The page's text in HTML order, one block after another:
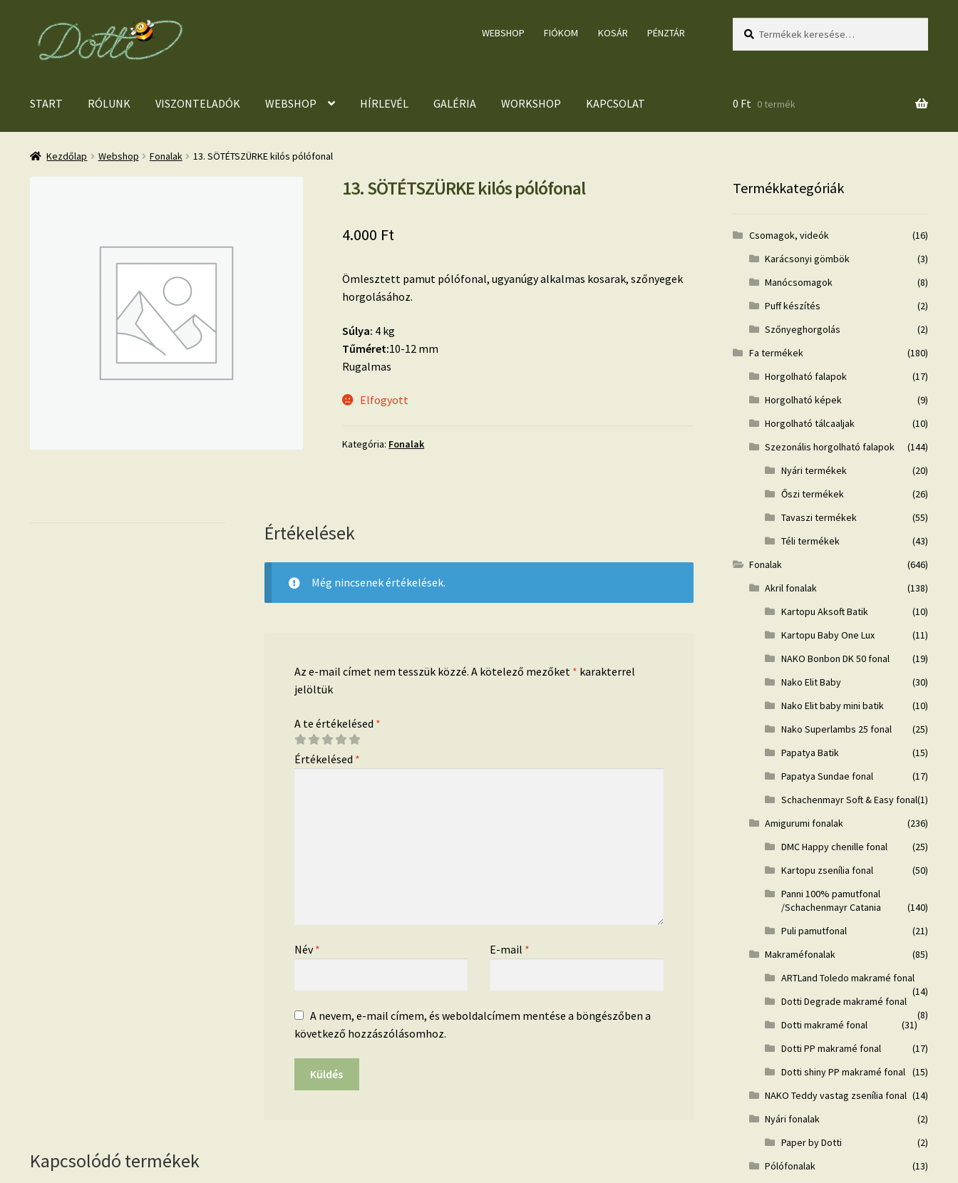
Ugrás
navigációhoz
Kilépés
tartalomba
WEBSHOP FIÓKOM KOSÁR PÉNZTÁR
START RÓLUNK VISZONTELADÓK WEBSHOP HÍRLEVÉL GALÉRIA WORKSHOP KAPCSOLAT 0 Ft 0 termék
Kezdőlap Webshop Fonalak 13. SÖTÉTSZÜRKE kilós pólófonal
13. SÖTÉTSZÜRKE kilós pólófonal
4.000 Ft
Ömlesztett pamut pólófonal, ugyanúgy alkalmas kosarak, szőnyegek
horgolásához.
Súlya: 4 kg
Tűméret:10-12 mm
Rugalmas
Elfogyott
Kategória: Fonalak
Értékelések
Még nincsenek értékelések.
Az e-mail címet nem tesszük közzé. A kötelező mezőket * karakterrel
jelöltük
A te értékelésed *
Értékelésed *
Név* E-mail *
A nevem, e-mail címem, és weboldalcímem mentése a böngészőben a
következő hozzászólásomhoz.
Kapcsolódó termékek
Termékkategóriák
Csomagok, videók
(16)
Karácsonyi gömbök
(3)
Manócsomagok
(8)
Puff készítés
(2)
Szőnyeghorgolás
(2)
Fa termékek
(180)
Horgolható falapok
(17)
Horgolható képek
(9)
Horgolható tálcaaljak
(10)
Szezonális horgolható falapok
(144)
Nyári termékek
(20)
Őszi termékek
(26)
Tavaszi termékek
(55)
Téli termékek
(43)
Fonalak
(646)
Akril fonalak
(138)
Kartopu Aksoft Batik
(10)
Kartopu Baby One Lux
(11)
NAKO Bonbon DK 50 fonal
(19)
Nako Elit Baby
(30)
Nako Elit baby mini batik
(10)
Nako Superlambs 25 fonal
(25)
Papatya Batik
(15)
Papatya Sundae fonal
(17)
Schachenmayr Soft & Easy fonal(1)
Amigurumi fonalak
(236)
DMC Happy chenille fonal
(25)
Kartopu zsenília fonal
(50)
Panni 100% pamutfonal
/Schachenmayr Catania
(140)
Puli pamutfonal
(21)
Makraméfonalak
(85)
ARTLand Toledo makramé fonal
(14)
Dotti Degrade makramé fonal
(8)
Dotti makramé fonal
(31)
Dotti PP makramé fonal
(17)
Dotti shiny PP makramé fonal (15)
NAKO Teddy vastag zsenília fonal (14)
Nyári fonalak
(2)
Paper by Dotti
(2)
Pólófonalak
(13)